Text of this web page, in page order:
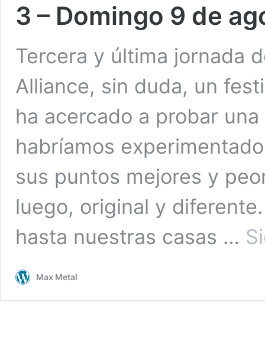
3 – Domingo 9 de
Tercera y última jornada
Alliance, sin duda, un
ha acercado a probar
habríamos
sus puntos mejores y
luego, original y
hasta nuestras casas …
Max Metal